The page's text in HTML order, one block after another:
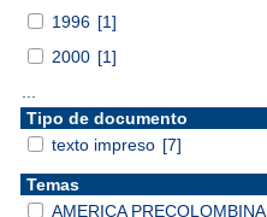
1996 [1]
2000 [1]
Tipo de documento
texto impreso [7]
Temas
AMERICA PRECOLOMBINA